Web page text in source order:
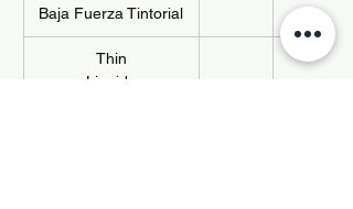
Baja Fuerza Tintorial
Thin
Liquido